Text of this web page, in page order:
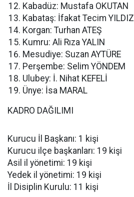
Kabadüz: Mustafa OKUTAN
Kabataş: İfakat Tecim YILDIZ
Korgan: Turhan ATEŞ
Kumru: Ali Rıza YALIN
Mesudiye: Suzan AYTÜRE
Perşembe: Selim YÖNDEM
Ulubey: İ. Nihat KEFELİ
Ünye: İsa MARAL
KADRO DAĞILIMI
Kurucu İl Başkanı: 1 kişi
Kurucu ilçe başkanları: 19 kişi
Asil il yönetimi: 19 kişi
Yedek il yönetimi: 19 kişi
İl Disiplin Kurulu: 11 kişi